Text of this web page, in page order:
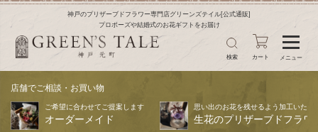
神戸のプリザーブドフラワー専門店グリーンズテイル[公式通販]
プロポーズや結婚式のお花ギフトをお届け
メニュー
検索 カート
店舗でご相談・お買い物
ご希望に合わせてご提案します
オーダーメイド
思い出のお花を残せるよう加工いたし
生花のプリザーブドフラワ